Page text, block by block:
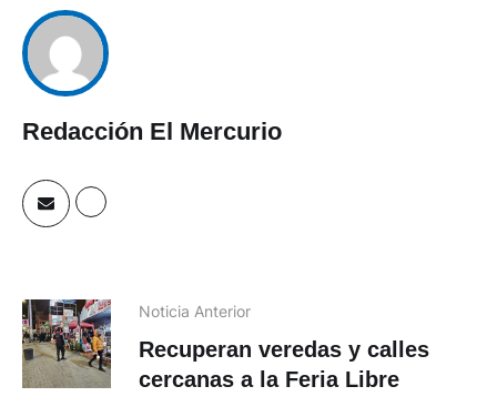
Redacción El Mercurio
Noticia Anterior
Recuperan veredas y calles
cercanas a la Feria Libre